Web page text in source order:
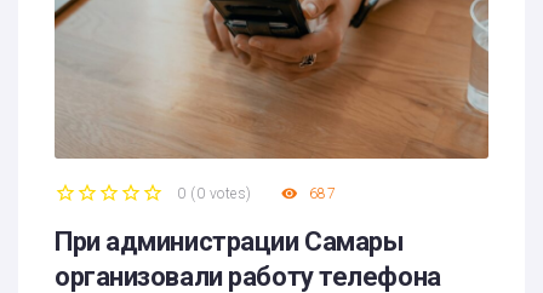
0 ( 0 votes) 687
При администрации Самары
организовали работу телефона